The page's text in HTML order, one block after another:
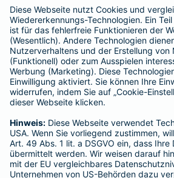
BELIEBTE SEITEN
Kranken-
Tierversicherungen
Adresse ändern
Schaden melden
Serviceübersicht